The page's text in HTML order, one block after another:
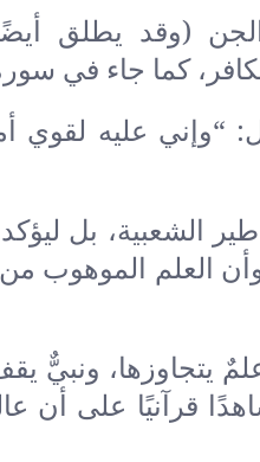
(وقد يطلق
كما جاء في
“وإني عليه لقوي
الشعبية، بل
العلم الموهوب من
ونبيٌّ يقف
قرآنيًا على أن